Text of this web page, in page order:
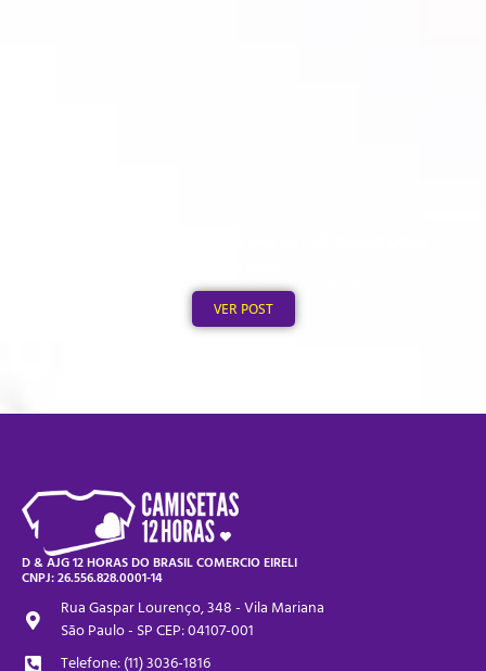
Publicado em: 2 de agosto de 2026
VER POST
D & AJG 12 HORAS DO BRASIL COMERCIO EIRELI
CNPJ: 26.556.828.0001-14
Rua Gaspar Lourenço, 348 - Vila Mariana
São Paulo - SP CEP: 04107-001
Telefone: (11) 3036-1816